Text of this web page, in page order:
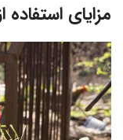
مزایای